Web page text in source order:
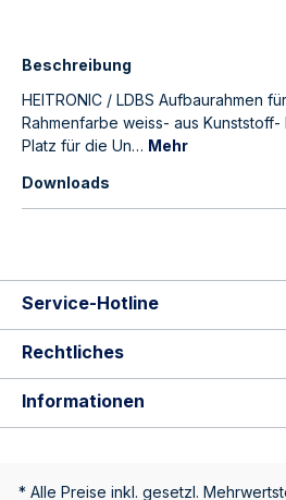
Beschreibung
HEITRONIC / LDBS Aufbaurahmen
Rahmenfarbe weiss- aus
Platz für die Un… Mehr
Downloads
Service-Hotline
Rechtliches
Informationen
* Alle Preise inkl. gesetzl.